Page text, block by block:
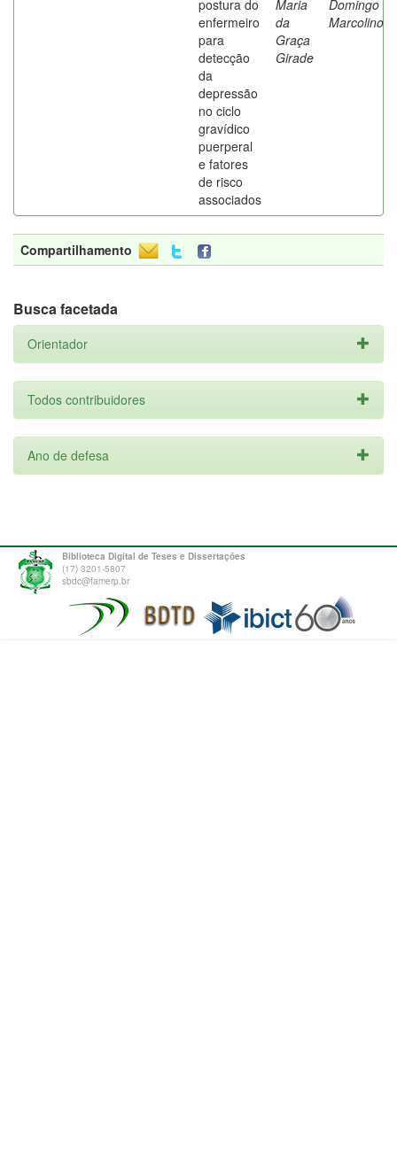
postura do
enfermeiro
para
detecção
da
depressão
no ciclo
gravídico
puerperal
e fatores
de risco
associados
Maria
da
Graça
Girade
Domingo
Marcolino
Compartilhamento
Busca facetada
Orientador
Todos contribuidores
Ano de defesa
Biblioteca Digital de Teses e Dissertações
(17) 3201-5807
sbdc@famerp.br